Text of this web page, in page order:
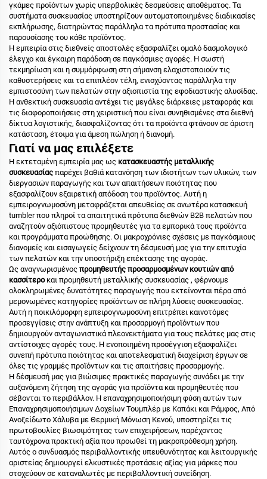
γκάμες προϊόντων χωρίς υπερβολικές δεσμεύσεις αποθέματος. Τα
συστήματα συσκευασίας υποστηρίζουν αυτοματοποιημένες διαδικασίες
εκπλήρωσης, διατηρώντας παράλληλα τα πρότυπα προστασίας και
παρουσίασης του κάθε προϊόντος.
Η εμπειρία στις διεθνείς αποστολές εξασφαλίζει ομαλό δασμολογικό
έλεγχο και έγκαιρη παράδοση σε παγκόσμιες αγορές. Η σωστή
τεκμηρίωση και η συμμόρφωση στη σήμανση ελαχιστοποιούν τις
καθυστερήσεις και τα επιπλέον τέλη, ενισχύοντας παράλληλα την
εμπιστοσύνη των πελατών στην αξιοπιστία της εφοδιαστικής αλυσίδας.
Η ανθεκτική συσκευασία αντέχει τις μεγάλες διάρκειες μεταφοράς και
τις διαφοροποιήσεις στη χειριστική που είναι συνηθισμένες στα διεθνή
δίκτυα λογιστικής, διασφαλίζοντας ότι τα προϊόντα φτάνουν σε άριστη
κατάσταση, έτοιμα για άμεση πώληση ή διανομή.
Γιατί να μας επιλέξετε
Η εκτεταμένη εμπειρία μας ως κατασκευαστής μεταλλικής
συσκευασίας παρέχει βαθιά κατανόηση των ιδιοτήτων των υλικών, των
διεργασιών παραγωγής και των απαιτήσεων ποιότητας που
εξασφαλίζουν εξαιρετική απόδοση του προϊόντος. Αυτή η
εμπειρογνωμοσύνη μεταφράζεται απευθείας σε ανωτέρα κατασκευή
tumbler που πληροί τα απαιτητικά πρότυπα διεθνών B2B πελατών που
αναζητούν αξιόπιστους προμηθευτές για τα εμπορικά τους προϊόντα
και προγράμματα προώθησης. Οι μακροχρόνιες σχέσεις με παγκόσμιους
διανομείς και εισαγωγείς δείχνουν τη δέσμευσή μας για την επιτυχία
των πελατών και την υποστήριξη επέκτασης της αγοράς.
Ως αναγνωρισμένος προμηθευτής προσαρμοσμένων κουτιών από
κασσίτερο και προμηθευτή μεταλλικής συσκευασίας , φέρνουμε
ολοκληρωμένες δυνατότητες παραγωγής που εκτείνονται πέρα από
μεμονωμένες κατηγορίες προϊόντων σε πλήρη λύσεις συσκευασίας.
Αυτή η ποικιλόμορφη εμπειρογνωμοσύνη επιτρέπει καινοτόμες
προσεγγίσεις στην ανάπτυξη και προσαρμογή προϊόντων που
δημιουργούν ανταγωνιστικά πλεονεκτήματα για τους πελάτες μας στις
αντίστοιχες αγορές τους. Η ενοποιημένη προσέγγιση εξασφαλίζει
συνεπή πρότυπα ποιότητας και αποτελεσματική διαχείριση έργων σε
όλες τις γραμμές προϊόντων και τις απαιτήσεις προσαρμογής.
Η δέσμευσή μας για βιώσιμες πρακτικές παραγωγής συνάδει με την
αυξανόμενη ζήτηση της αγοράς για προϊόντα και προμηθευτές που
σέβονται το περιβάλλον. Η επαναχρησιμοποιήσιμη φύση αυτών των
Επαναχρησιμοποιήσιμων Δοχείων Τουμπλέρ με Καπάκι και Ράμφος, Από
Ανοξείδωτο Χάλυβα με Θερμική Μόνωση Κενού, υποστηρίζει τις
πρωτοβουλίες βιωσιμότητας των επιχειρήσεων, παρέχοντας
ταυτόχρονα πρακτική αξία που προωθεί τη μακροπρόθεσμη χρήση.
Αυτός ο συνδυασμός περιβαλλοντικής υπευθυνότητας και λειτουργικής
αριστείας δημιουργεί ελκυστικές προτάσεις αξίας για μάρκες που
στοχεύουν σε καταναλωτές με περιβαλλοντική συνείδηση.